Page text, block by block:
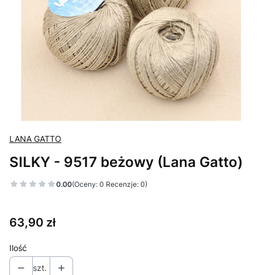
LANA GATTO
SILKY - 9517 beżowy (Lana Gatto)
0.00(Oceny: 0 Recenzje: 0)
Cena
63,90 zł
Ilość
szt.